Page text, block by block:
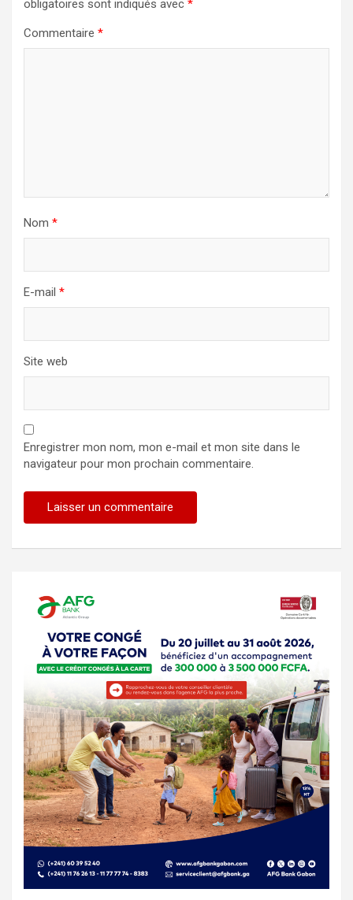
obligatoires sont indiqués avec *
Commentaire *
Nom *
E-mail *
Site web
Enregistrer mon nom, mon e-mail et mon site dans le
navigateur pour mon prochain commentaire.